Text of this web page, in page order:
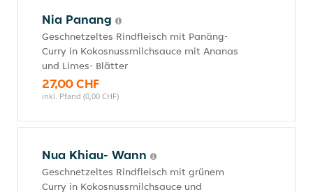
Nia Panang
Geschnetzeltes Rindfleisch mit Panäng-
Curry in Kokosnussmilchsauce mit Ananas
und Limes- Blätter
27,00 CHF
inkl. Pfand (0,00 CHF)
Nua Khiau- Wann
Geschnetzeltes Rindfleisch mit grünem
Curry in Kokosnussmilchsauce und